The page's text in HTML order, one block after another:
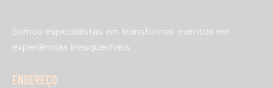
Somos especialistas em transformar eventos em
experiências inesquecíveis.
ENDEREÇO